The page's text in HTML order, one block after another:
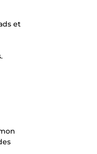
et